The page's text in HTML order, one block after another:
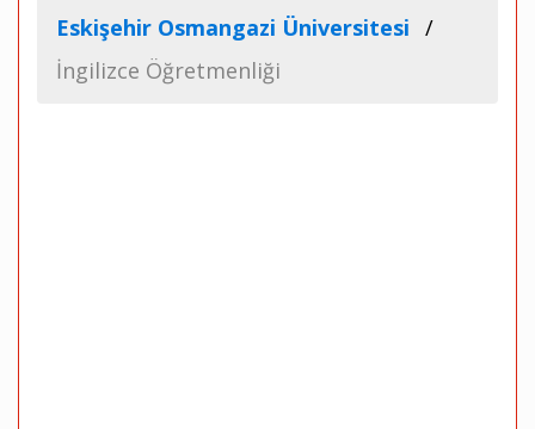
Eskişehir Osmangazi Üniversitesi
İngilizce Öğretmenliği